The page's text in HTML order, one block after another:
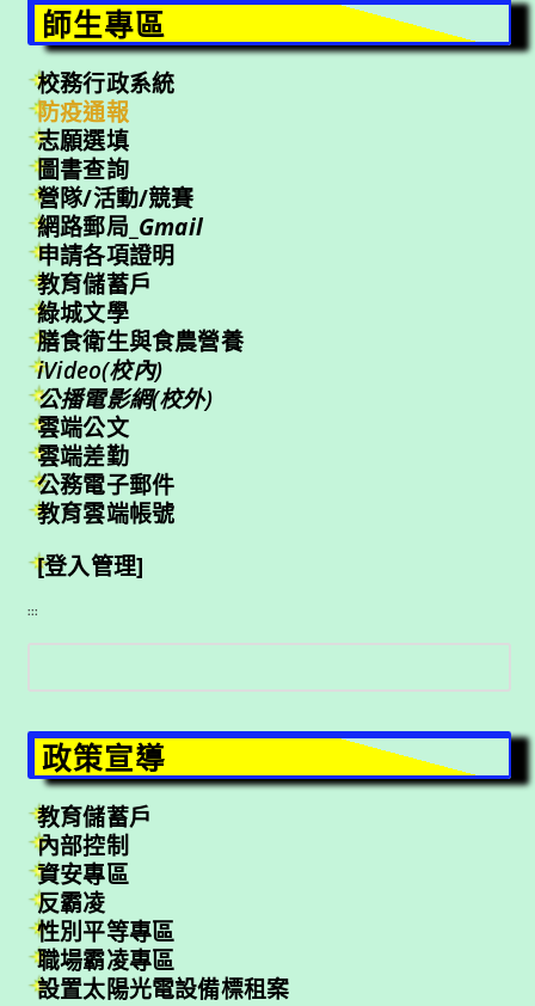
師生專區
校務行政系統
防疫通報
志願選填
圖書查詢
營隊/活動/競賽
網路郵局_ Gmail
申請各項證明
教育儲蓄戶
綠城文學
膳食衛生與食農營養
iVideo(校內)
公播電影網(校外)
雲端公文
雲端差勤
公務電子郵件
教育雲端帳號
[登入管理]
:::
搜
尋
政策宣導
教育儲蓄戶
內部控制
資安專區
反霸凌
性別平等專區
職場霸凌專區
設置太陽光電設備標租案